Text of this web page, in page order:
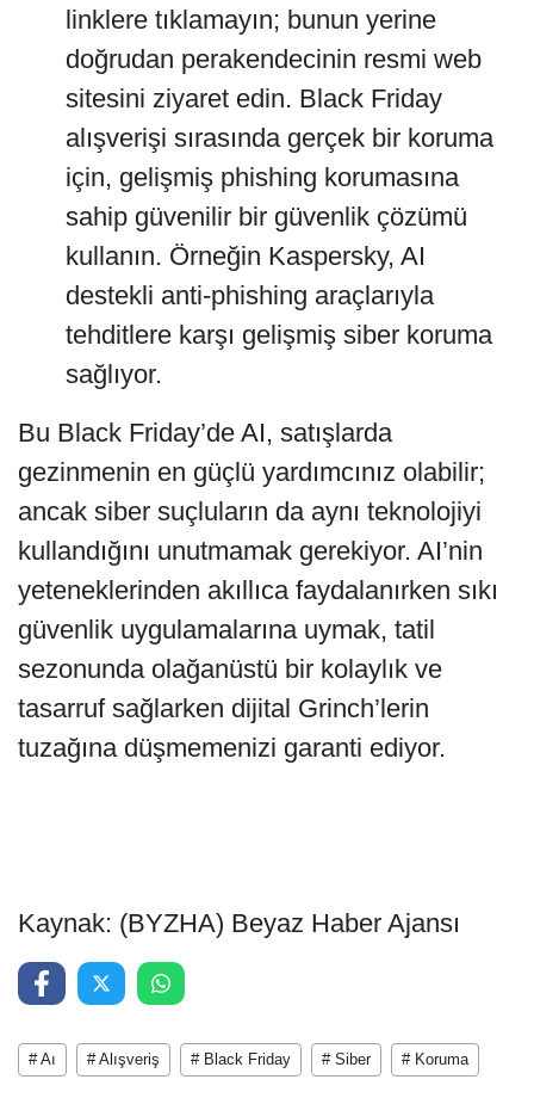
linklere tıklamayın; bunun yerine
doğrudan perakendecinin resmi web
sitesini ziyaret edin. Black Friday
alışverişi sırasında gerçek bir koruma
için, gelişmiş phishing korumasına
sahip güvenilir bir güvenlik çözümü
kullanın. Örneğin Kaspersky, AI
destekli anti-phishing araçlarıyla
tehditlere karşı gelişmiş siber koruma
sağlıyor.
Bu Black Friday’de AI, satışlarda
gezinmenin en güçlü yardımcınız olabilir;
ancak siber suçluların da aynı teknolojiyi
kullandığını unutmamak gerekiyor. AI’nin
yeteneklerinden akıllıca faydalanırken sıkı
güvenlik uygulamalarına uymak, tatil
sezonunda olağanüstü bir kolaylık ve
tasarruf sağlarken dijital Grinch’lerin
tuzağına düşmemenizi garanti ediyor.
Kaynak: (BYZHA) Beyaz Haber Ajansı
# Aı # Alışveriş # Black Friday # Siber # Koruma